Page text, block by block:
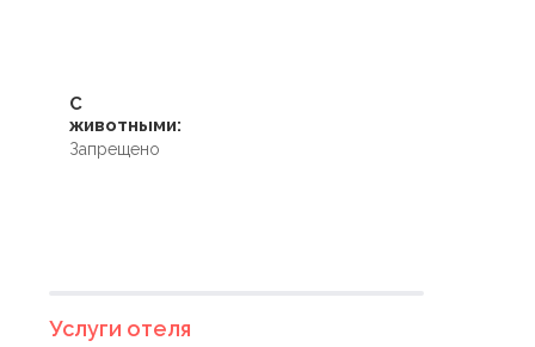
С
животными:
Запрещено
Услуги отеля